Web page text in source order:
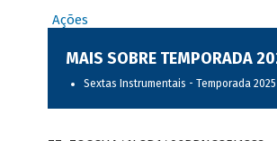
Ações
MAIS SOBRE TEMPORADA
Sextas Instrumentais - Temporada 2025